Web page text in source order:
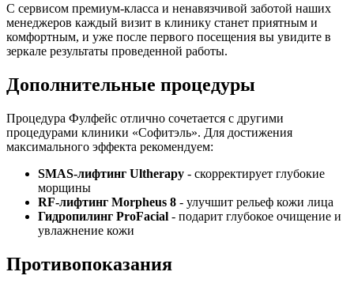
С сервисом премиум-класса и ненавязчивой заботой наших
менеджеров каждый визит в клинику станет приятным и
комфортным, и уже после первого посещения вы увидите в
зеркале результаты проведенной работы.
Дополнительные процедуры
Процедура Фулфейс отлично сочетается с другими
процедурами клиники «Софитэль». Для достижения
максимального эффекта рекомендуем:
SMAS-лифтинг Ultherapy - скорректирует глубокие
морщины
RF-лифтинг Morpheus 8 - улучшит рельеф кожи лица
Гидропилинг ProFacial - подарит глубокое очищение и
увлажнение кожи
Противопоказания